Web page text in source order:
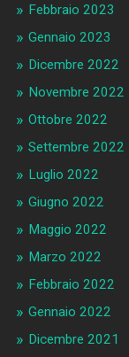
Febbraio 2023
Gennaio 2023
Dicembre 2022
Novembre 2022
Ottobre 2022
Settembre 2022
Luglio 2022
Giugno 2022
Maggio 2022
Marzo 2022
Febbraio 2022
Gennaio 2022
Dicembre 2021